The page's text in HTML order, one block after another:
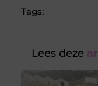
Tags:
Lees deze